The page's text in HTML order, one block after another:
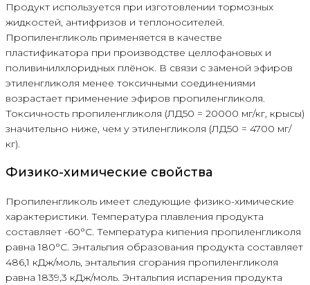
Продукт используется при изготовлении тормозных
жидкостей, антифризов и теплоносителей.
Пропиленгликоль применяется в качестве
пластификатора при производстве целлофановых и
поливинилхлоридных плёнок. В связи с заменой эфиров
этиленгликоля менее токсичными соединениями
возрастает применение эфиров пропиленгликоля.
Токсичность пропиленгликоля (ЛД50 = 20000 мг/кг, крысы)
значительно ниже, чем у этиленгликоля (ЛД50 = 4700 мг/
кг).
Физико-химические свойства
Пропиленгликоль имеет следующие физико-химические
характеристики. Температура плавления продукта
составляет -60°С. Температура кипения пропиленгликоля
равна 180°С. Энтальпия образования продукта составляет
486,1 кДж/моль, энтальпия сгорания пропиленгликоля
равна 1839,3 кДж/моль. Энтальпия испарения продукта